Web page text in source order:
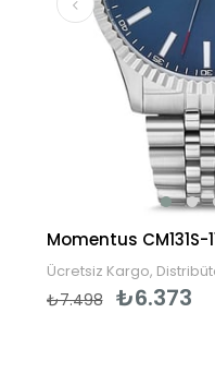
Ücretsiz Kargo,
₺6.373
₺7.498